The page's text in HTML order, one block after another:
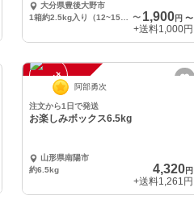
大分県豊後大野市
〜 1,900円〜
+送料1,000円
注
文
受
付
停
止
中 阿部勇次
注文から1日で発送
お楽しみボックス6.5kg
山形県南陽市
約6.5kg
4,320円
+送料1,261円